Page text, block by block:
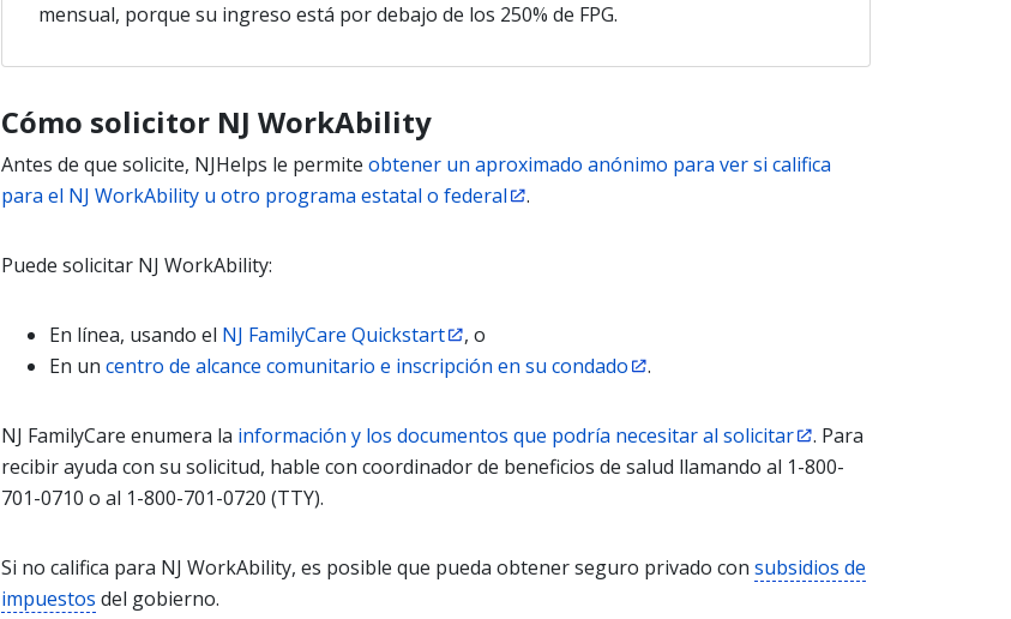
mensual, porque su ingreso está por debajo de los 250% de FPG.
Cómo solicitor NJ WorkAbility
Antes de que solicite, NJHelps le permite obtener un aproximado anónimo para ver si califica
para el NJ WorkAbility u otro programa estatal o federal
.
Puede solicitar NJ WorkAbility:
En línea, usando el NJ FamilyCare Quickstart
, o
En un centro de alcance comunitario e inscripción en su condado .
NJ FamilyCare enumera la información y los documentos que podría necesitar al solicitar
. Para
recibir ayuda con su solicitud, hable con coordinador de beneficios de salud llamando al 1-800-
701-0710 o al 1-800-701-0720 (TTY).
Si no califica para NJ WorkAbility, es posible que pueda obtener seguro privado con subsidios de
impuestos del gobierno.